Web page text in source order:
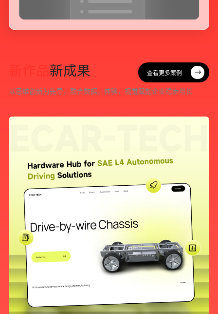
新成果 查看更多案例
以 思维创 新为先导 ， 融合数据 ， 体验 ， 视觉赋能企业稳步增长